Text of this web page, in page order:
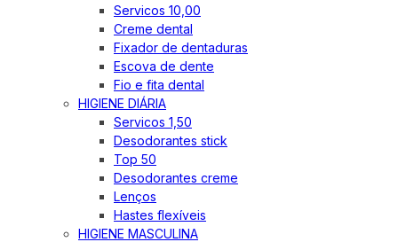
Servicos 10,00
Creme dental
Fixador de dentaduras
Escova de dente
Fio e fita dental
HIGIENE DIÁRIA
Servicos 1,50
Desodorantes stick
Top 50
Desodorantes creme
Lenços
Hastes flexíveis
HIGIENE MASCULINA